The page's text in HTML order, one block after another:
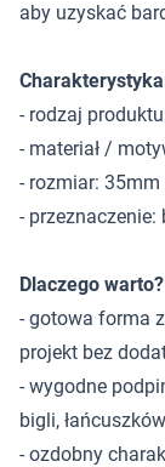
aby uzyskać
- rodzaj
- materiał /
- rozmiar: 35mm
-
Dlaczego warto?
- gotowa forma
projekt bez
- wygodne
bigli,
- ozdobny